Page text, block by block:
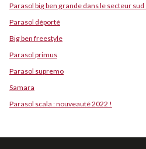
Parasol big ben grande dans le secteur
Parasol déporté
Big ben freestyle
Parasol primus
Parasol supremo
Samara
Parasol scala : nouveauté 2022 !